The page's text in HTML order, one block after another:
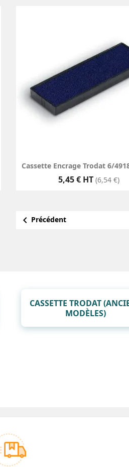
Cassette Encrage Trodat 6/
Prix
5,45 € HT (6,54 €)
 Précédent
CASSETTE TRODAT
MODÈLES)